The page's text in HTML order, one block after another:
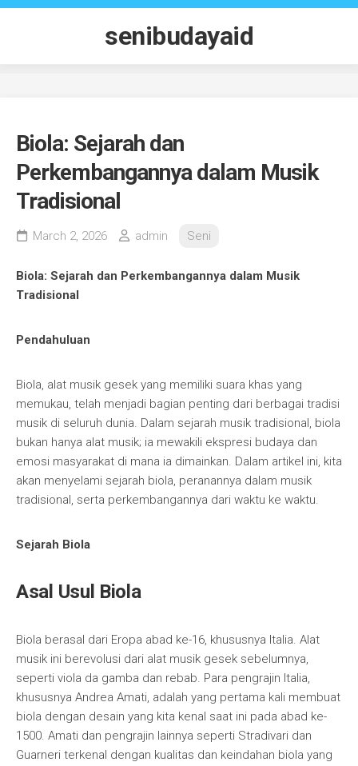
Skip
senibudayaid
Biola: Sejarah dan
Perkembangannya dalam Musik
Tradisional
March 2, 2026 admin Seni
Biola: Sejarah dan Perkembangannya dalam Musik
Tradisional
Pendahuluan
Biola, alat musik gesek yang memiliki suara khas yang
memukau, telah menjadi bagian penting dari berbagai tradisi
musik di seluruh dunia. Dalam sejarah musik tradisional, biola
bukan hanya alat musik; ia mewakili ekspresi budaya dan
emosi masyarakat di mana ia dimainkan. Dalam artikel ini, kita
akan menyelami sejarah biola, peranannya dalam musik
tradisional, serta perkembangannya dari waktu ke waktu.
Sejarah Biola
Asal Usul Biola
Biola berasal dari Eropa abad ke-16, khususnya Italia. Alat
musik ini berevolusi dari alat musik gesek sebelumnya,
seperti viola da gamba dan rebab. Para pengrajin Italia,
khususnya Andrea Amati, adalah yang pertama kali membuat
biola dengan desain yang kita kenal saat ini pada abad ke-
1500. Amati dan pengrajin lainnya seperti Stradivari dan
Guarneri terkenal dengan kualitas dan keindahan biola yang